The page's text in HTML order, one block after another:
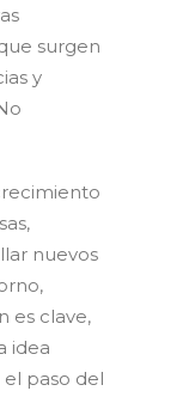
surgen
y
nuevos
es clave,
idea
paso del